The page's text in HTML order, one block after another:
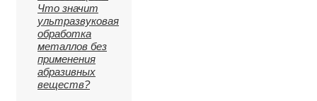
Что значит
ультразвуковая
обработка
металлов без
применения
абразивных
веществ?